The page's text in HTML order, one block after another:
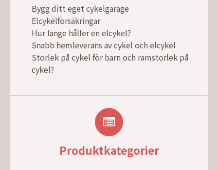
Bygg ditt eget cykelgarage
Elcykelförsäkringar
Hur länge håller en elcykel?
Snabb hemleverans av cykel och elcykel
Storlek på cykel för barn och ramstorlek på
cykel?
Produktkategorier